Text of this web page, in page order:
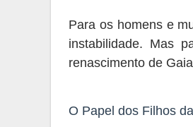
Para os homens e
instabilidade. Mas
renascimento de
O Papel dos Filhos